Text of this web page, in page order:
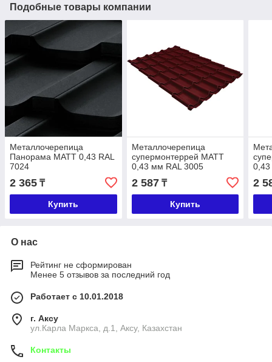
Подобные товары компании
Металлочерепица
Панорама МАТТ 0,43 RAL
7024
2 365 ₸
Купить
Металлочерепица
супермонтеррей МАТТ
0,43 мм RAL 3005
2 587₸
Купить
2
О нас
Рейтинг не сформирован
Менее 5 отзывов за последний год
Работает с 10.01.2018
г. Аксу
ул.Карла Маркса, д.1, Аксу, Казахстан
Контакты